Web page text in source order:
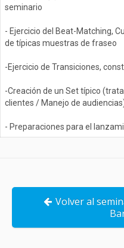
seminario
- Ejercicio del Beat-Matching,
de típicas muestras de fraseo
-Ejercicio de Transiciones,
-Creación de un Set típico
clientes / Manejo de
- Preparaciones para el
Volver al